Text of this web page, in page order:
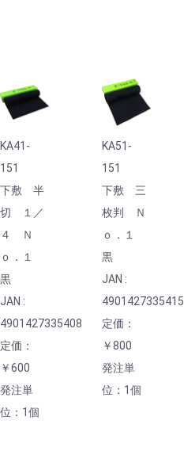
KA41-
151
下敷 半
切 １／
４ Ｎ
ｏ．１
黒
JAN :
4901427335408
定価：
￥600
発注単
位：1個
KA51-
151
下敷 三
枚判 Ｎ
ｏ．１
黒
JAN :
4901427335415
定価：
￥800
発注単
位：1個